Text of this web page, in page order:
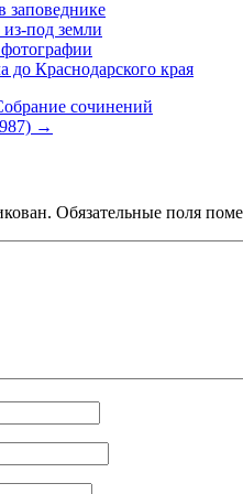
под земли
до Краснодарского края
сочинений
→
Обязательные поля